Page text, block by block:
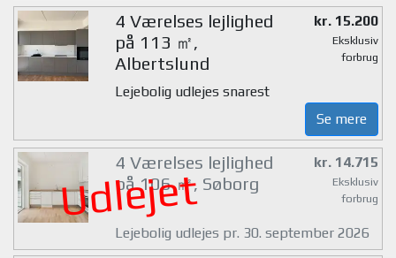
4 Værelses lejlighed
på 113 ㎡,
Albertslund
kr. 15.200
Eksklusiv
forbrug
Lejebolig udlejes snarest
Se mere
Udlejet
4 Værelses lejlighed
på 106 ㎡, Søborg
kr. 14.715
Eksklusiv
forbrug
Lejebolig udlejes pr. 30. september 2026